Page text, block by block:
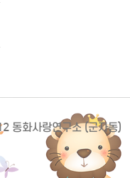
동화사랑연구소 (군자동)